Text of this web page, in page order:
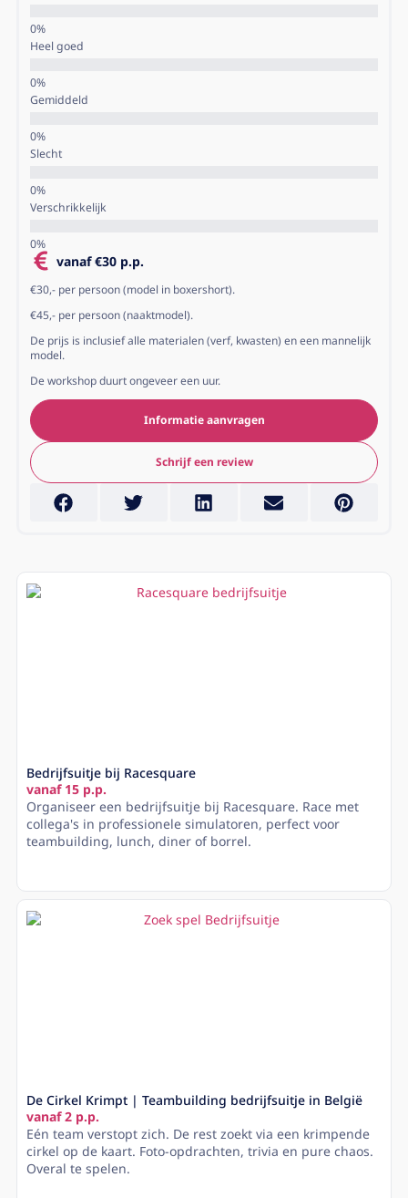
Heel goed
Gemiddeld
Slecht
Verschrikkelijk
vanaf €30 p.p.
€30,- per persoon (model in boxershort).
€45,- per persoon (naaktmodel).
De prijs is inclusief alle materialen (verf, kwasten) en een mannelijk
model.
De workshop duurt ongeveer een uur.
Informatie aanvragen
Schrijf een review
Bedrijfsuitje bij Racesquare
vanaf 15 p.p.
Organiseer een bedrijfsuitje bij Racesquare. Race met
collega's in professionele simulatoren, perfect voor
teambuilding, lunch, diner of borrel.
De Cirkel Krimpt | Teambuilding bedrijfsuitje in België
vanaf 2 p.p.
Eén team verstopt zich. De rest zoekt via een krimpende
cirkel op de kaart. Foto-opdrachten, trivia en pure chaos.
Overal te spelen.